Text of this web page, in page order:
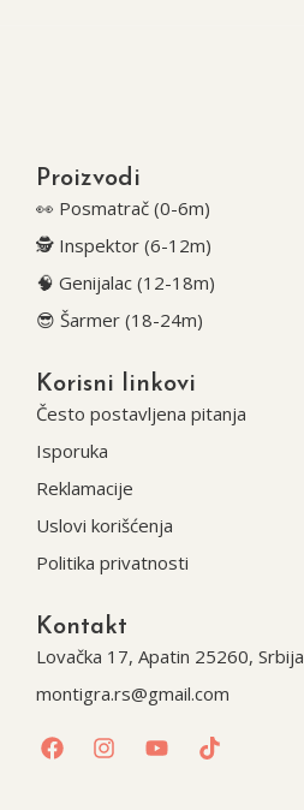
Proizvodi
👀 Posmatrač (0-6m)
🕵️ Inspektor (6-12m)
🧠 Genijalac (12-18m)
😎 Šarmer (18-24m)
Korisni linkovi
Često postavljena pitanja
Isporuka
Reklamacije
Uslovi korišćenja
Politika privatnosti
Kontakt
Lovačka 17, Apatin 25260, Srbija
montigra.rs@gmail.com